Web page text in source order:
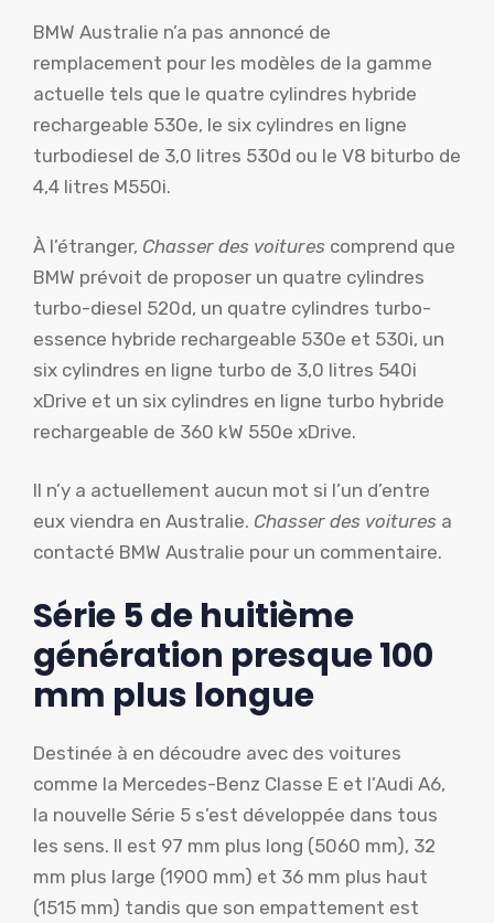
BMW Australie n’a pas annoncé de
remplacement pour les modèles de la gamme
actuelle tels que le quatre cylindres hybride
rechargeable 530e, le six cylindres en ligne
turbodiesel de 3,0 litres 530d ou le V8 biturbo de
4,4 litres M550i.
À l’étranger, Chasser des voitures comprend que
BMW prévoit de proposer un quatre cylindres
turbo-diesel 520d, un quatre cylindres turbo-
essence hybride rechargeable 530e et 530i, un
six cylindres en ligne turbo de 3,0 litres 540i
xDrive et un six cylindres en ligne turbo hybride
rechargeable de 360 ​​kW 550e xDrive.
Il n’y a actuellement aucun mot si l’un d’entre
eux viendra en Australie. Chasser des voitures a
contacté BMW Australie pour un commentaire.
Série 5 de huitième
génération presque 100
mm plus longue
Destinée à en découdre avec des voitures
comme la Mercedes-Benz Classe E et l’Audi A6,
la nouvelle Série 5 s’est développée dans tous
les sens. Il est 97 mm plus long (5060 mm), 32
mm plus large (1900 mm) et 36 mm plus haut
(1515 mm) tandis que son empattement est